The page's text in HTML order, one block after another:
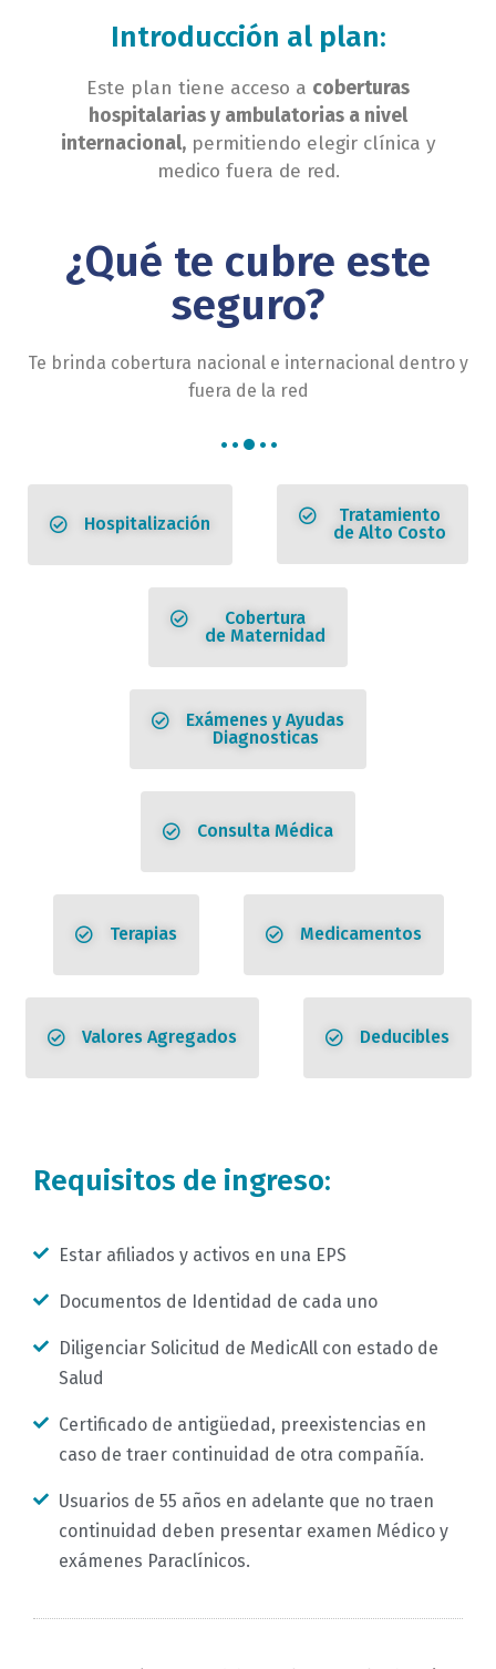
Introducción al plan:
Este plan tiene acceso a coberturas
hospitalarias y ambulatorias a nivel
internacional,permitiendo elegir clínica y
medico fuera de red.
¿Qué te cubre este
seguro?
Te brinda cobertura nacional e internacional dentro y
fuera de la red
Hospitalización
Tratamiento
de Alto Costo
Cobertura
de Maternidad
Exámenes y Ayudas
Diagnosticas
Consulta Médica
Terapias Medicamentos
Valores Agregados Deducibles
Requisitos de ingreso:
Estar afiliados y activos en una EPS
Documentos de Identidad de cada uno
Diligenciar Solicitud de MedicAll con estado de
Salud
Certificado de antigüedad, preexistencias en
caso de traer continuidad de otra compañía.
Usuarios de 55 años en adelante que no traen
continuidad deben presentar examen Médico y
exámenes Paraclínicos.